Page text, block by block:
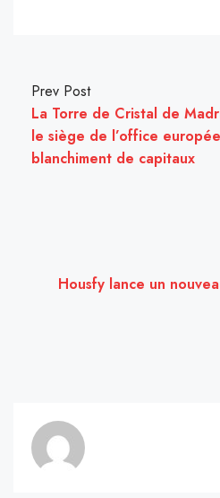
Prev Post
La Torre de Cristal de
le siège de l’office
blanchiment de capitaux
Housfy lance un